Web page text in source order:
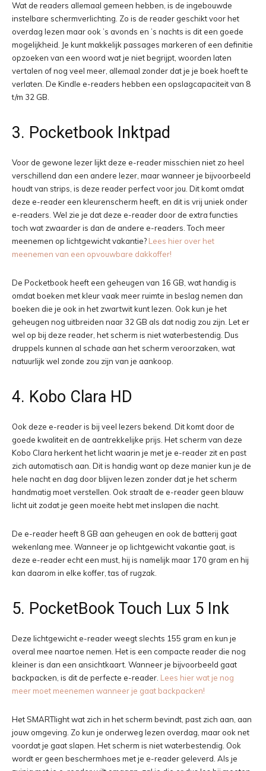
Wat de readers allemaal gemeen hebben, is de ingebouwde
instelbare schermverlichting. Zo is de reader geschikt voor het
overdag lezen maar ook ’s avonds en ’s nachts is dit een goede
mogelijkheid. Je kunt makkelijk passages markeren of een definitie
opzoeken van een woord wat je niet begrijpt, woorden laten
vertalen of nog veel meer, allemaal zonder dat je je boek hoeft te
verlaten. De Kindle e-readers hebben een opslagcapaciteit van 8
t/m 32 GB.
3. Pocketbook Inktpad
Voor de gewone lezer lijkt deze e-reader misschien niet zo heel
verschillend dan een andere lezer, maar wanneer je bijvoorbeeld
houdt van strips, is deze reader perfect voor jou. Dit komt omdat
deze e-reader een kleurenscherm heeft, en dit is vrij uniek onder
e-readers. Wel zie je dat deze e-reader door de extra functies
toch wat zwaarder is dan de andere e-readers. Toch meer
meenemen op lichtgewicht vakantie? Lees hier over het
meenemen van een opvouwbare dakkoffer!
De Pocketbook heeft een geheugen van 16 GB, wat handig is
omdat boeken met kleur vaak meer ruimte in beslag nemen dan
boeken die je ook in het zwartwit kunt lezen. Ook kun je het
geheugen nog uitbreiden naar 32 GB als dat nodig zou zijn. Let er
wel op bij deze reader, het scherm is niet waterbestendig. Dus
druppels kunnen al schade aan het scherm veroorzaken, wat
natuurlijk wel zonde zou zijn van je aankoop.
4. Kobo Clara HD
Ook deze e-reader is bij veel lezers bekend. Dit komt door de
goede kwaliteit en de aantrekkelijke prijs. Het scherm van deze
Kobo Clara herkent het licht waarin je met je e-reader zit en past
zich automatisch aan. Dit is handig want op deze manier kun je de
hele nacht en dag door blijven lezen zonder dat je het scherm
handmatig moet verstellen. Ook straalt de e-reader geen blauw
licht uit zodat je geen moeite hebt met inslapen die nacht.
De e-reader heeft 8 GB aan geheugen en ook de batterij gaat
wekenlang mee. Wanneer je op lichtgewicht vakantie gaat, is
deze e-reader echt een must, hij is namelijk maar 170 gram en hij
kan daarom in elke koffer, tas of rugzak.
5. PocketBook Touch Lux 5 Ink
Deze lichtgewicht e-reader weegt slechts 155 gram en kun je
overal mee naartoe nemen. Het is een compacte reader die nog
kleiner is dan een ansichtkaart. Wanneer je bijvoorbeeld gaat
backpacken, is dit de perfecte e-reader. Lees hier wat je nog
meer moet meenemen wanneer je gaat backpacken!
Het SMARTlight wat zich in het scherm bevindt, past zich aan, aan
jouw omgeving. Zo kun je onderweg lezen overdag, maar ook net
voordat je gaat slapen. Het scherm is niet waterbestendig. Ook
wordt er geen beschermhoes met je e-reader geleverd. Als je